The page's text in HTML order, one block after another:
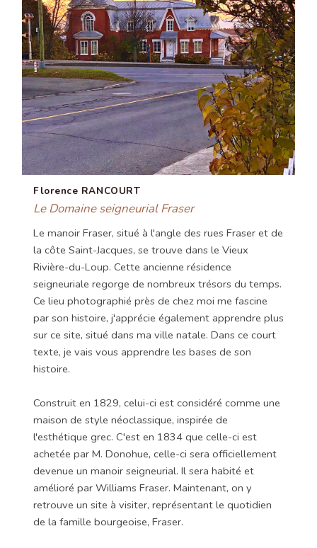
Florence RANCOURT
Le Domaine seigneurial Fraser
Le manoir Fraser, situé à l'angle des rues Fraser et de
la côte Saint-Jacques, se trouve dans le Vieux
Rivière-du-Loup. Cette ancienne résidence
seigneuriale regorge de nombreux trésors du temps.
Ce lieu photographié près de chez moi me fascine
par son histoire, j'apprécie également apprendre plus
sur ce site, situé dans ma ville natale. Dans ce court
texte, je vais vous apprendre les bases de son
histoire.
Construit en 1829, celui-ci est considéré comme une
maison de style néoclassique, inspirée de
l'esthétique grec. C'est en 1834 que celle-ci est
achetée par M. Donohue, celle-ci sera officiellement
devenue un manoir seigneurial. Il sera habité et
amélioré par Williams Fraser. Maintenant, on y
retrouve un site à visiter, représentant le quotidien
de la famille bourgeoise, Fraser.